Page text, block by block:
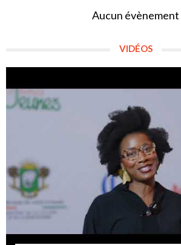
Aucun évènement
VIDÉOS